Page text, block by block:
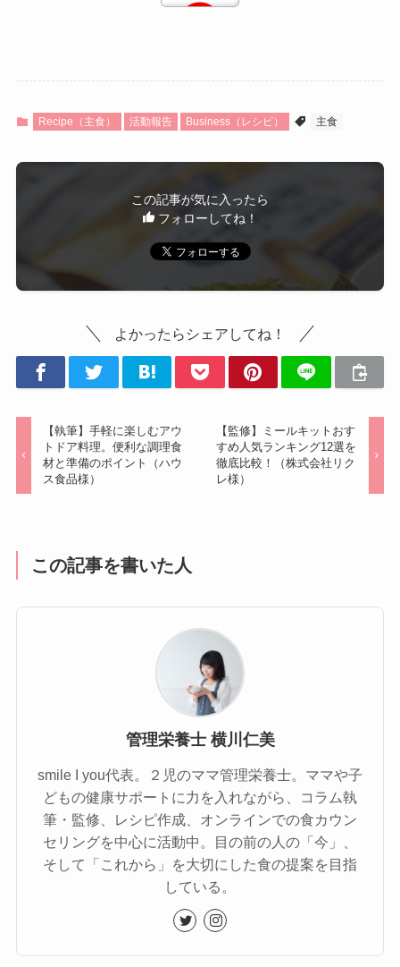
Recipe（主食） 活動報告 Business（レシピ） 主食
この記事が気に入ったら
フォローしてね！
よかったらシェアしてね！
【執筆】手軽に楽しむアウ
トドア料理。便利な調理食
材と準備のポイント（ハウ
ス食品様）
【監修】ミールキットおす
すめ人気ランキング12選を
徹底比較！（株式会社リク
レ様）
この記事を書いた人
管理栄養士 横川仁美
smile I you代表。２児のママ管理栄養士。ママや子
どもの健康サポートに力を入れながら、コラム執
筆・監修、レシピ作成、オンラインでの食カウン
セリングを中心に活動中。目の前の人の「今」、
そして「これから」を大切にした食の提案を目指
している。